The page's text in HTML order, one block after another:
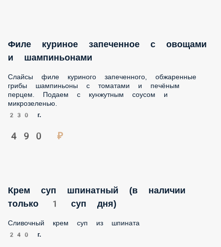
шампиньонами
шампиньоны с томатами и печёным перцем. Подаем с
кунжутным соусом и микрозеленью.
230 г.
490 ₽
Сливочный крем суп из шпината
210 ₽